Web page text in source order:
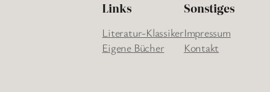
Links
Literatur-Klassiker
Eigene Bücher
Sonstiges
Impressum
Kontakt